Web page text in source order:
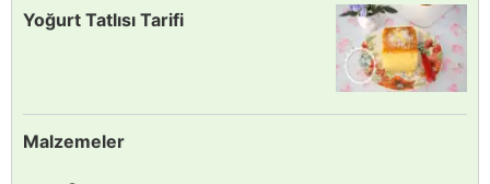
Yoğurt Tatlısı Tarifi
Malzemeler